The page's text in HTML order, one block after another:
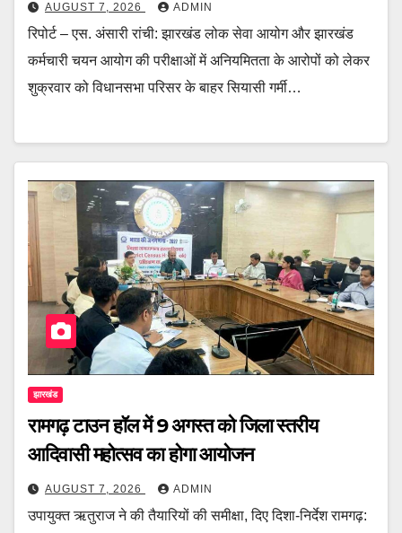
AUGUST 7, 2026 ADMIN
रिपोर्ट – एस. अंसारी रांची: झारखंड लोक सेवा आयोग और झारखंड
कर्मचारी चयन आयोग की परीक्षाओं में अनियमितता के आरोपों को लेकर
शुक्रवार को विधानसभा परिसर के बाहर सियासी गर्मी…
झारखंड
रामगढ़ टाउन हॉल में 9 अगस्त को जिला स्तरीय
आदिवासी महोत्सव का होगा आयोजन
AUGUST 7, 2026 ADMIN
उपायुक्त ऋतुराज ने की तैयारियों की समीक्षा, दिए दिशा-निर्देश रामगढ़: